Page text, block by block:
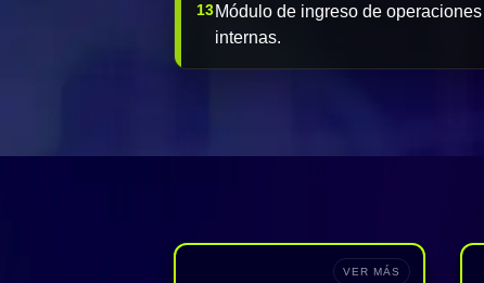
13Módulo de ingreso de operaciones
internas.
VER MÁS